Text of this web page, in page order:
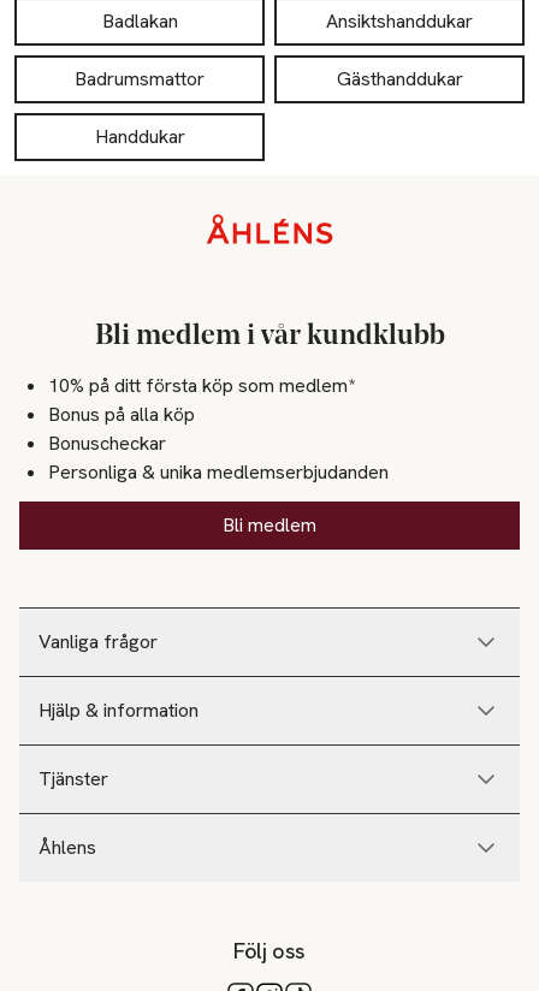
Badlakan Ansiktshanddukar
Badrumsmattor Gästhanddukar
Handdukar
Vanliga frågor
Hjälp & information
Tjänster
Åhlens
Bli medlem i vår kundklubb
10% på ditt första köp som medlem*
Bonus på alla köp
Bonuscheckar
Personliga & unika medlemserbjudanden
Bli medlem
Följ oss